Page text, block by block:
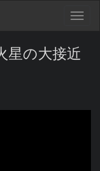
星の大接近